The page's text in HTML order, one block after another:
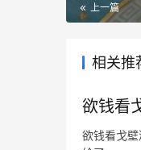
上一篇
相关推
欲钱看
欲钱看戈